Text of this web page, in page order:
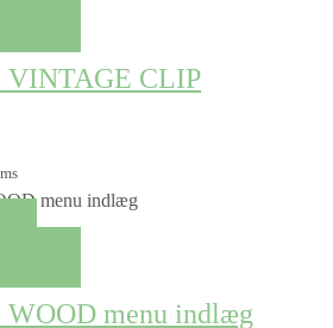
VINTAGE CLIP
menu indlæg